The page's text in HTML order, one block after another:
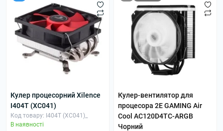
Кулер процесорний Xilence
I404T (XC041)
Код товару: I404T (XC041)_
В наявності
Кулер-вентилятор для
процесора 2E GAMING Air
Cool AC120D4TC-ARGB
Чорний